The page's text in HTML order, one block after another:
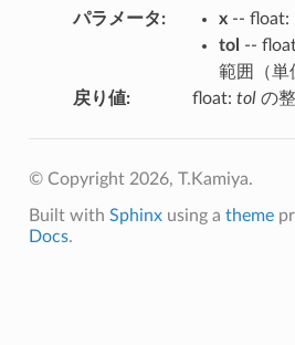
パラメータ: x-- float:
tol --
範囲（単
戻り値: float: tolの整
© Copyright 2026, T.Kamiya.
Built with Sphinxusing a theme
Docs.